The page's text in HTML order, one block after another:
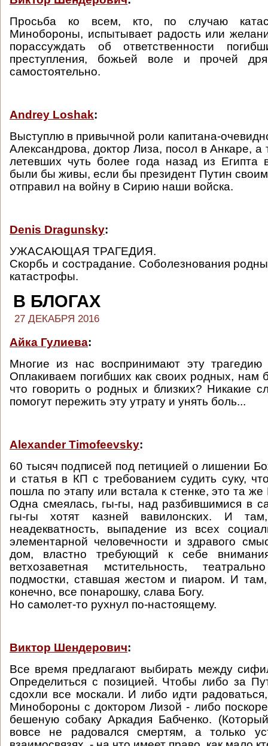
Просьба ко всем, кто, по случаю
Минобороны, испытывает радость или
порассуждать об ответственности
преступления, божьей воле и прочей
самостоятельно.
Andrey Loshak:
Выступлю в привычной роли капитана-
Александрова, доктор Лиза, посол в Анкаре, а
летевших чуть более года назад из Египта
были бы живы, если бы президент Путин
отправил на войну в Сирию наши войска.
Denis Dragunsky:
УЖАСАЮЩАЯ ТРАГЕДИЯ.
Скорбь и сострадание. Соболезнования
катастрофы.
В БЛОГАХ
27 ДЕКАБРЯ 2016
Айка Гулиева:
Многие из нас воспринимают эту
Оплакиваем погибших как своих родных, нам
что говорить о родных и близких? Никакие
помогут пережить эту утрату и унять боль...
Alexander Timofeevsky:
60 тысяч подписей под петицией о лишении
и статья в КП с требованием судить суку,
пошла по этапу или встала к стенке, это та
Одна смеялась, гы-гы, над разбившимися в
гы-гы хотят казней вавилонских. И
неадекватность, выпадение из всех
элементарной человечности и здравого
дом, властно требующий к себе
ветхозаветная мстительность,
подмостки, ставшая жестом и пиаром. И
конечно, все понарошку, слава Богу.
Но самолет-то рухнул по-настоящему.
Виктор Шендерович:
Все время предлагают выбирать между
Определиться с позицией. Чтобы либо за
сдохли все москали. И либо идти
Минобороны с доктором Лизой - либо
бешеную собаку Аркадия Бабченко.
вовсе не радовался смертям, а только